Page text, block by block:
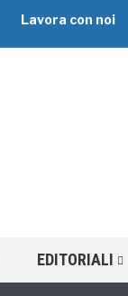
Lavora con noi
EDITORIALI